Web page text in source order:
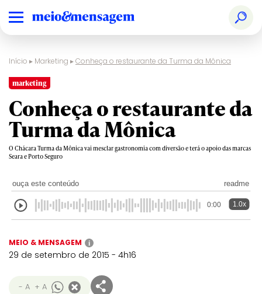
Início ▸ Marketing ▸Conheça o restaurante da Turma da Mônica
marketing
Conheça o restaurante da
Turma da Mônica
O Chácara Turma da Mônica vai mesclar gastronomia com diversão e terá o apoio das marcas
Seara e Porto Seguro
ouça este conteúdo readme
0:00 1.0x
MEIO & MENSAGEM i
29 de setembro de 2015 - 4h16
- A + A